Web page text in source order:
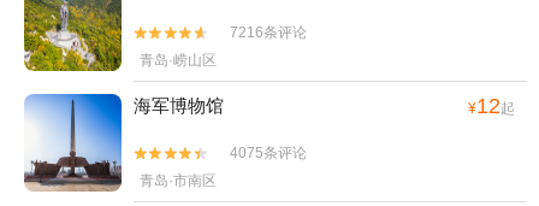


7216条评论
青岛·崂山区
海军博物馆 ¥12起


4075条评论
青岛·市南区